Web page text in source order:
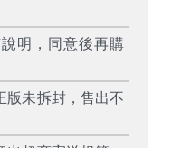
明，同意後再購
版未拆封，售出不